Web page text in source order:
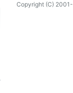
Copyright (C) 2001-